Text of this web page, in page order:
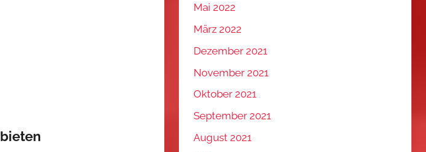
Mai 2022
März 2022
Dezember 2021
November 2021
Oktober 2021
September 2021
August 2021